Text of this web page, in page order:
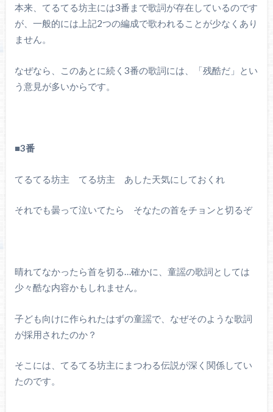
本来、てるてる坊主には3番まで歌詞が存在しているのです
が、一般的には上記2つの編成で歌われることが少なくあり
ません。
なぜなら、このあとに続く3番の歌詞には、「残酷だ」とい
う意見が多いからです。
■3番
てるてる坊主 てる坊主 あした天気にしておくれ
それでも曇って泣いてたら そなたの首をチョンと切るぞ
晴れてなかったら首を切る…確かに、童謡の歌詞としては
少々酷な内容かもしれません。
子ども向けに作られたはずの童謡で、なぜそのような歌詞
が採用されたのか？
そこには、てるてる坊主にまつわる伝説が深く関係してい
たのです。